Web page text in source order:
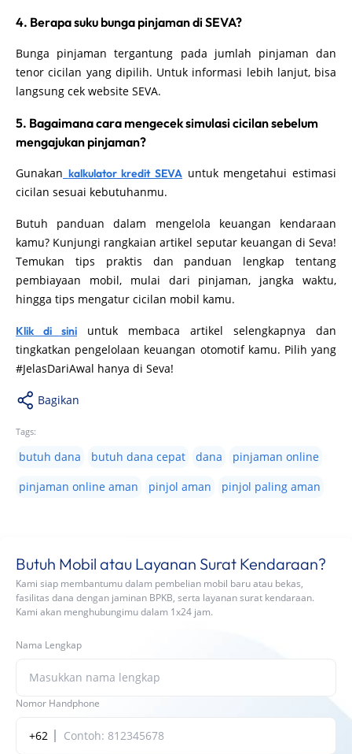
4. Berapa suku bunga pinjaman di SEVA?
Bunga pinjaman tergantung pada jumlah pinjaman dan
tenor cicilan yang dipilih. Untuk informasi lebih lanjut, bisa
langsung cek website SEVA.
5. Bagaimana cara mengecek simulasi cicilan sebelum
mengajukan pinjaman?
Gunakan kalkulator kredit SEVA untuk mengetahui estimasi
cicilan sesuai kebutuhanmu.
Butuh panduan dalam mengelola keuangan kendaraan
kamu? Kunjungi rangkaian artikel seputar keuangan di Seva!
Temukan tips praktis dan panduan lengkap tentang
pembiayaan mobil, mulai dari pinjaman, jangka waktu,
hingga tips mengatur cicilan mobil kamu.
Klik di sini untuk membaca artikel selengkapnya dan
tingkatkan pengelolaan keuangan otomotif kamu. Pilih yang
#JelasDariAwal hanya di Seva!
Bagikan
Tags:
butuh dana butuh dana cepat dana
pinjaman online
pinjaman online aman
pinjol aman pinjol paling aman
Butuh Mobil atau Layanan Surat Kendaraan?
Kami siap membantumu dalam pembelian mobil baru atau bekas,
fasilitas dana dengan jaminan BPKB, serta layanan surat kendaraan.
Kami akan menghubungimu dalam 1x24 jam.
Nama Lengkap
Nomor Handphone
+62